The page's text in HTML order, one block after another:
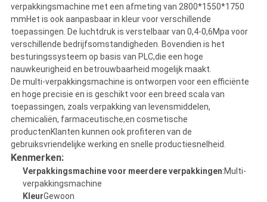
verpakkingsmachine met een afmeting van 2800*1550*1750
mmHet is ook aanpasbaar in kleur voor verschillende
toepassingen. De luchtdruk is verstelbaar van 0,4-0,6Mpa voor
verschillende bedrijfsomstandigheden. Bovendien is het
besturingssysteem op basis van PLC,die een hoge
nauwkeurigheid en betrouwbaarheid mogelijk maakt.
De multi-verpakkingsmachine is ontworpen voor een efficiënte
en hoge precisie en is geschikt voor een breed scala van
toepassingen, zoals verpakking van levensmiddelen,
chemicaliën, farmaceutische,en cosmetische
productenKlanten kunnen ook profiteren van de
gebruiksvriendelijke werking en snelle productiesnelheid.
Kenmerken:
Verpakkingsmachine voor meerdere verpakkingen:Multi-
verpakkingsmachine
KleurGewoon